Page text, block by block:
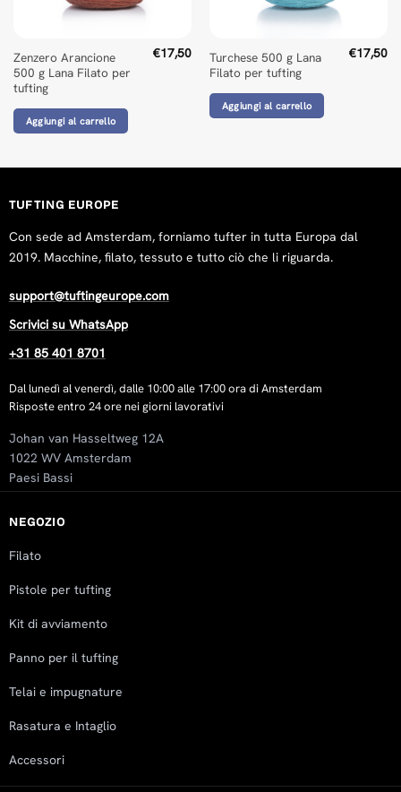
Zenzero Arancione
500 g Lana Filato per
tufting
€17,50
Aggiungi al carrello
Turchese 500 g Lana
Filato per tufting
€17,50
Aggiungi al carrello
NEGOZIO
Filato
Pistole per tufting
Kit di avviamento
Panno per il tufting
Telai e impugnature
Rasatura e Intaglio
Accessori
TUFTING EUROPE
Con sede ad Amsterdam, forniamo tufter in tutta Europa dal
2019. Macchine, filato, tessuto e tutto ciò che li riguarda.
support@tuftingeurope.com
Scrivici su WhatsApp
+31 85 401 8701
Dal lunedì al venerdì, dalle 10:00 alle 17:00 ora di Amsterdam
Risposte entro 24 ore nei giorni lavorativi
Johan van Hasseltweg 12A
1022 WV Amsterdam
Paesi Bassi